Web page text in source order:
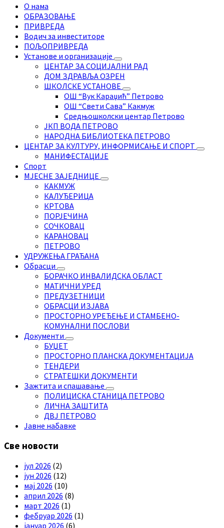
О нама
ОБРАЗОВАЊЕ
ПРИВРЕДА
Водич за инвеститоре
ПОЉОПРИВРЕДА
Установе и организације
ЦЕНТАР ЗА СОЦИЈАЛНИ РАД
ДОМ ЗДРАВЉА ОЗРЕН
ШКОЛСКЕ УСТАНОВЕ
ОШ “Вук Караџић” Петрово
ОШ “Свети Сава” Какмуж
Средњошколски центар Петрово
ЈКП ВОДА ПЕТРОВО
НАРОДНА БИБЛИОТЕКА ПЕТРОВО
ЦЕНТАР ЗА КУЛТУРУ, ИНФОРМИСАЊЕ И СПОРТ
МАНИФЕСТАЦИЈЕ
Спорт
МЈЕСНЕ ЗАЈЕДНИЦЕ
КАКМУЖ
КАЛУЂЕРИЦА
КРТОВА
ПОРЈЕЧИНА
СОЧКОВАЦ
КАРАНОВАЦ
ПЕТРОВО
УДРУЖЕЊА ГРАЂАНА
Обрасци
БОРАЧКО ИНВАЛИДСКА ОБЛАСТ
МАТИЧНИ УРЕД
ПРЕДУЗЕТНИЦИ
ОБРАСЦИ ИЗЈАВА
ПРОСТОРНО УРЕЂЕЊЕ И СТАМБЕНО-
КОМУНАЛНИ ПОСЛОВИ
Документи
БУЏЕТ
ПРОСТОРНО ПЛАНСКА ДОКУМЕНТАЦИЈА
ТЕНДЕРИ
СТРАТЕШКИ ДОКУМЕНТИ
Зажтита и спашавање
ПОЛИЦИСКА СТАНИЦА ПЕТРОВО
ЛИЧНА ЗАШТИТА
ДВЈ ПЕТРОВО
Јавне набавке
Све новости
јул 2026 (2)
јун 2026 (12)
мај 2026 (10)
април 2026 (8)
март 2026 (1)
фебруар 2026 (1)
јануар 2026 (6)